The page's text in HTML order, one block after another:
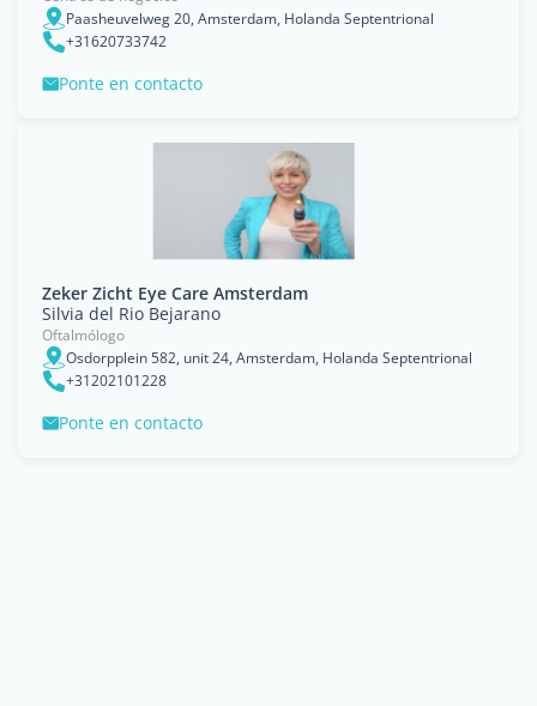
Paasheuvelweg 20, Amsterdam, Holanda Septentrional
+31620733742
Ponte en contacto
Zeker Zicht Eye Care Amsterdam
Silvia del Rio Bejarano
Oftalmólogo
Osdorpplein 582, unit 24, Amsterdam, Holanda Septentrional
+31202101228
Ponte en contacto